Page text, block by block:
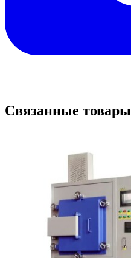
Связанные товары